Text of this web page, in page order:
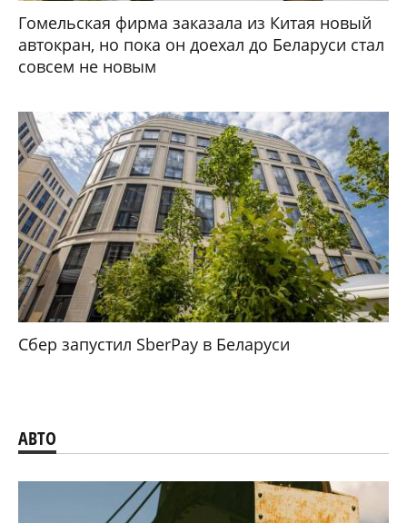
Гомельская фирма заказала из Китая новый
автокран, но пока он доехал до Беларуси стал
совсем не новым
Сбер запустил SberPay в Беларуси
АВТО